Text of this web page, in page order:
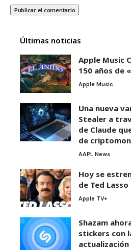
Últimas noticias
Apple Music
150 años de
Apple Music
Una nueva
Stealer a
de Claude
de
AAPL News
Hoy se
de Ted
Apple TV+
Shazam
stickers con
actualización